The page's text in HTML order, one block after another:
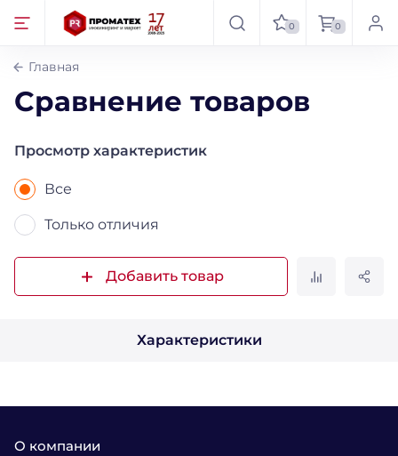
0 0
Главная
Сравнение товаров
Просмотр характеристик
Все
Только отличия
Добавить товар
Характеристики
О компании